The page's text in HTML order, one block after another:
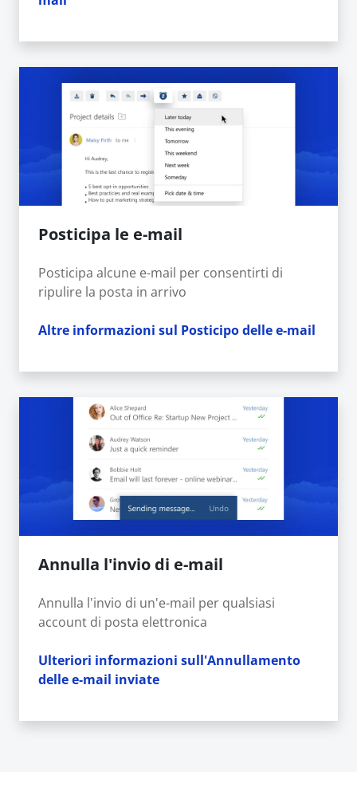
Posticipa le e-mail
Posticipa alcune e-mail per consentirti di
ripulire la posta in arrivo
Altre informazioni sul Posticipo delle e-mail
Annulla l'invio di e-mail
Annulla l'invio di un'e-mail per qualsiasi
account di posta elettronica
Ulteriori informazioni sull'Annullamento
delle e-mail inviate